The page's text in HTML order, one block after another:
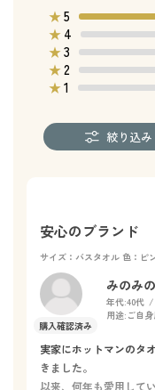
★5
★ 4
★3
★2
★1
絞り込み
安心のブランド
サイズ：バスタオル 色：ピ
みのみの
年代:40代
用途: ご自身
実家にホットマンのタ
きました。
以来、何年も愛用して